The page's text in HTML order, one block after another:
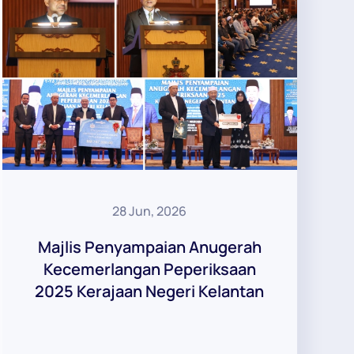
28 Jun, 2026
Majlis Penyampaian Anugerah
Kecemerlangan Peperiksaan
2025 Kerajaan Negeri Kelantan